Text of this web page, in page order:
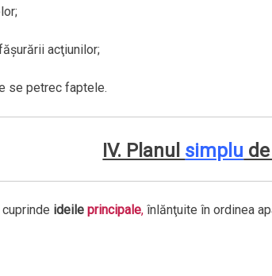
acţiunilor;
se petrec faptele.
IV. Planul simplu
ideile principale,înlănţuite în ordinea